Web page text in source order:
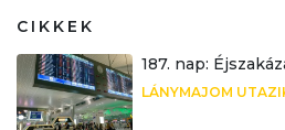
CIKKEK
187. nap:
LÁNYMAJOM